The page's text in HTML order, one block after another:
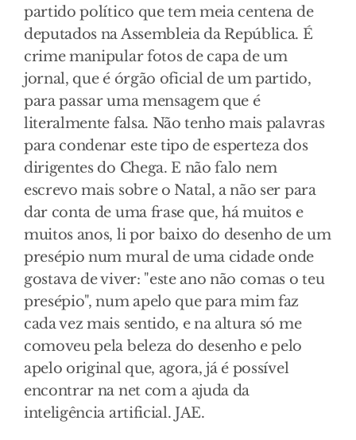
partido político que tem meia centena de
deputados na Assembleia da República. É
crime manipular fotos de capa de um
jornal, que é órgão oficial de um partido,
para passar uma mensagem que é
literalmente falsa. Não tenho mais palavras
para condenar este tipo de esperteza dos
dirigentes do Chega. E não falo nem
escrevo mais sobre o Natal, a não ser para
dar conta de uma frase que, há muitos e
muitos anos, li por baixo do desenho de um
presépio num mural de uma cidade onde
gostava de viver: "este ano não comas o teu
presépio", num apelo que para mim faz
cada vez mais sentido, e na altura só me
comoveu pela beleza do desenho e pelo
apelo original que, agora, já é possível
encontrar na net com a ajuda da
inteligência artificial. JAE.